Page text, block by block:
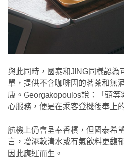
與此同時，國泰和JING同樣認為
單，提供不含咖啡因的茗茶和無
康。Georgakopoulos說：「頭等
心服務，便是在乘客登機後奉上
航機上仍會呈奉香檳，但國泰希
言，增添較清水或有氣飲料更馥
因此應運而生。